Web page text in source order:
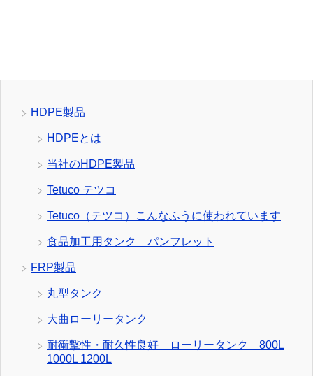
HDPE製品
HDPEとは
当社のHDPE製品
Tetuco テツコ
Tetuco（テツコ）こんなふうに使われています
食品加工用タンク パンフレット
FRP製品
丸型タンク
大曲ローリータンク
耐衝撃性・耐久性良好 ローリータンク 800L
1000L 1200L